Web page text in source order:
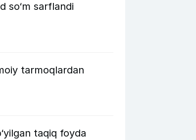
so‘m sarflandi
tarmoqlardan
taqiq foyda